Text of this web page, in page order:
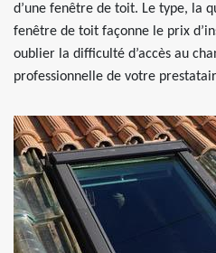
d’une fenêtre de toit. Le type, la
fenêtre de toit façonne le prix
oublier la difficulté d’accès au
professionnelle de votre